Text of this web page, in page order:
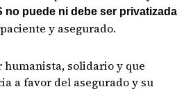
no puede ni debe ser privatizada
y asegurado.
humanista, solidario y que
a favor del asegurado y su